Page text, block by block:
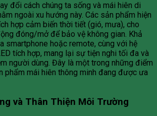
đổi cách chúng ta sống và mái hiên di
ngoài xu hướng này. Các sản phẩm hiện
hợp cảm biến thời tiết (gió, mưa), cho
đóng/mở để bảo vệ không gian. Khả
smartphone hoặc remote, cùng với hệ
tích hợp, mang lại sự tiện nghi tối đa và
người dùng. Đây là một trong những điểm
phẩm mái hiên thông minh đang được ưa
và Thân Thiện Môi Trường